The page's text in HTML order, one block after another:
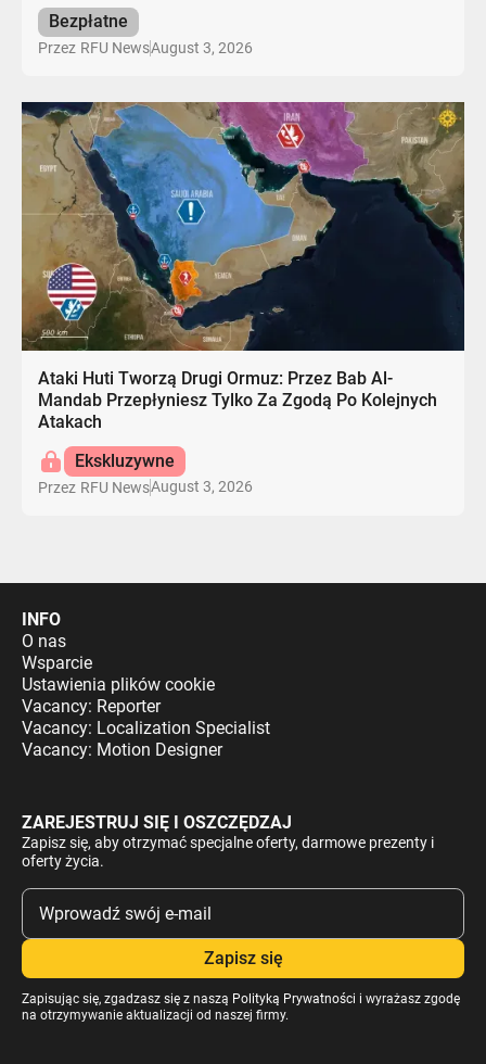
Bezpłatne
Przez RFU NewsAugust 3, 2026
Ataki Huti Tworzą Drugi Ormuz: Przez Bab Al-
Mandab Przepłyniesz Tylko Za Zgodą Po Kolejnych
Atakach
Ekskluzywne
Przez RFU NewsAugust 3, 2026
INFO
O nas
Wsparcie
Ustawienia plików cookie
Vacancy: Reporter
Vacancy: Localization Specialist
Vacancy: Motion Designer
ZAREJESTRUJ SIĘ I OSZCZĘDZAJ
Zapisz się, aby otrzymać specjalne oferty, darmowe prezenty i
oferty życia.
Zapisując się, zgadzasz się z naszą Polityką Prywatności i wyrażasz zgodę
na otrzymywanie aktualizacji od naszej firmy.